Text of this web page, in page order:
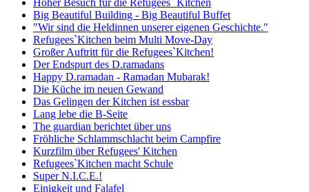
Hoher Besuch für die Refugees` Kitchen
Big Beautiful Building - Big Beautiful Buffet
"Wir sind die Heldinnen unserer eigenen Geschichte."
Refugees`Kitchen beim Multi Move-Day
Großer Auftritt für die Refugees`Kitchen!
Der Endspurt des D.ramadans
Happy D.ramadan - Ramadan Mubarak!
Die Küche im neuen Gewand
Das Gelingen der Kitchen ist essbar
Lang lebe die B-Seite
The guardian berichtet über uns
Fröhliche Schlammschlacht beim Campfire
Kurzfilm über Refugees' Kitchen
Refugees`Kitchen macht Schule
Super N.I.C.E.!
Einigkeit und Falafel